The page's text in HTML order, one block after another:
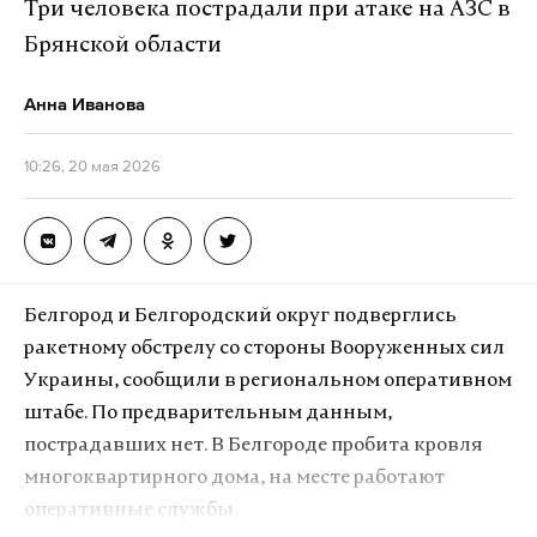
летательных аппаратов, 73 надводных корабля и
13 подводных лодок, из которых восемь —
атомные ракетные подводные крейсеры
маневров отрабатываются вопросы совместной
размещенного на белорусской территории.
Белоруссии с момента размещения Москвой
ядерного оружия в соседней республике. О начале
маневров 18 мая первымсообщилМинск. В
белорусском военном ведомстве заявили, что
целями тренировок являются повышение уровня
подготовки личного состава, проверка готовности
вооружения и техники, а также отработка боевого
Три человека пострадали при атаке на АЗС в
Брянской области
Анна Иванова
10:26, 20 мая 2026
Белгород и Белгородский округ подверглись
ракетному обстрелу со стороны Вооруженных сил
Украины, сообщили в региональном оперативном
штабе. По предварительным данным,
пострадавших нет. В Белгороде пробита кровля
многоквартирного дома, на месте работают
оперативные службы.